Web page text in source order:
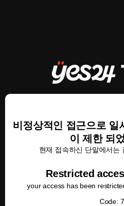
비정상적인 접근으로 일
이 제한 되
현재 접속하신 단말에서는
Restricted
your access has been
Code: